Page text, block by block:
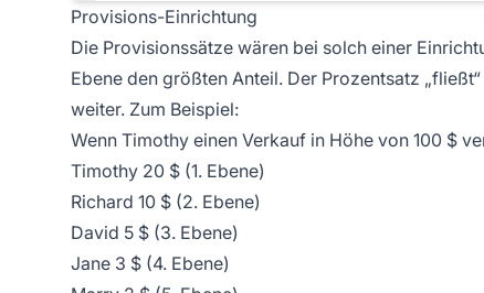
Provisions-Einrichtung
Die Provisionssätze wären bei solch einer
Ebene den größten Anteil. Der Prozentsatz
weiter. Zum Beispiel:
Wenn Timothy einen Verkauf in Höhe von 100 $
Timothy 20 $ (1. Ebene)
Richard 10 $ (2. Ebene)
David 5 $ (3. Ebene)
Jane 3 $ (4. Ebene)